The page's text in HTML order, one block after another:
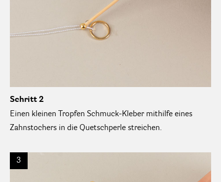
Schritt 2
Einen kleinen Tropfen Schmuck-Kleber mithilfe eines
Zahnstochers in die Quetschperle streichen.
3